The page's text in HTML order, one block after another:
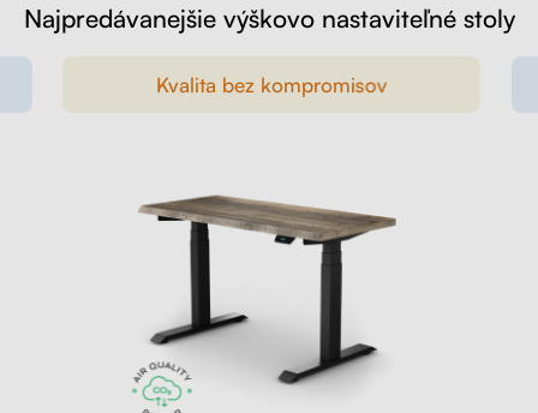
Najpredávanejšie výškovo nastaviteľné stoly
Kvalita bez kompromisov